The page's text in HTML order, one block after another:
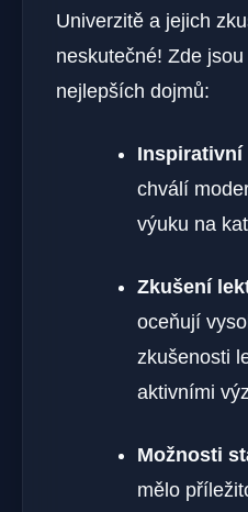
Univerzitě a jejich
neskutečné! Zde
nejlepších dojmů:
chválí
výuku na
Zkušení
oceňují
zkušenosti
aktivními
Možnosti
mělo